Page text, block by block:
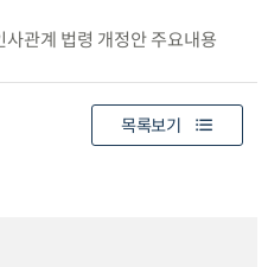
사관계 법령 개정안 주요내용
목록보기